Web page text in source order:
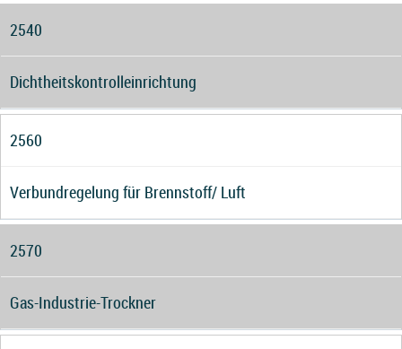
2540
Dichtheitskontrolleinrichtung
2560
Verbundregelung für Brennstoff/ Luft
2570
Gas-Industrie-Trockner